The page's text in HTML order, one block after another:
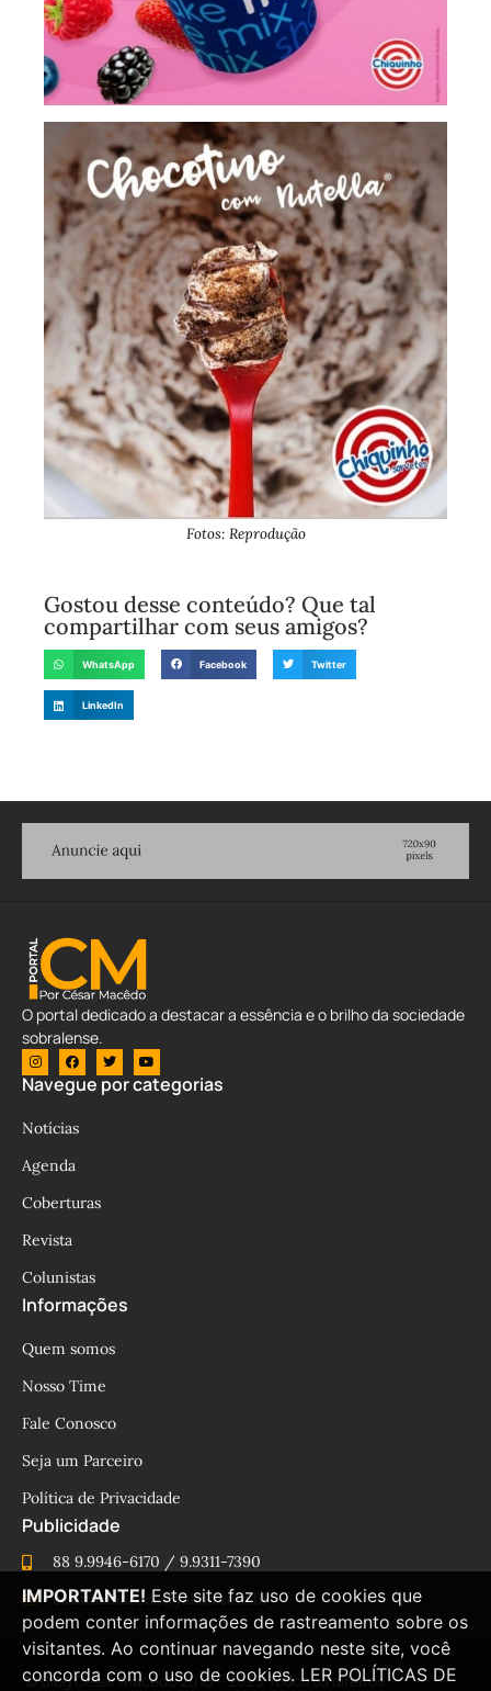
Fotos: Reprodução
Gostou desse conteúdo? Que tal
compartilhar com seus amigos?
WhatsApp Facebook Twitter
LinkedIn
O portal dedicado a destacar a essência e o brilho da sociedade
sobralense.
Navegue por categorias
Notícias
Agenda
Coberturas
Revista
Colunistas
Informações
Quem somos
Nosso Time
Fale Conosco
Seja um Parceiro
Política de Privacidade
Publicidade
88 9.9946-6170 / 9.9311-7390
cesinhamacedo@yahoo.com.br
© Blog César Macêdo 2015 – 2025 Todos os direitos
IMPORTANTE! Este site faz uso de cookies que
podem conter informações de rastreamento sobre os
visitantes. Ao continuar navegando neste site, você
concorda com o uso de cookies. LER POLÍTICAS DE